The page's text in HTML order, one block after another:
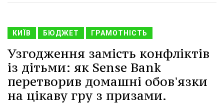
КИЇВ БЮДЖЕТ ГРАМОТНІСТЬ
Узгодження замість конфліктів
із дітьми: як Sense Bank
перетворив домашні обов'язки
на цікаву гру з призами.